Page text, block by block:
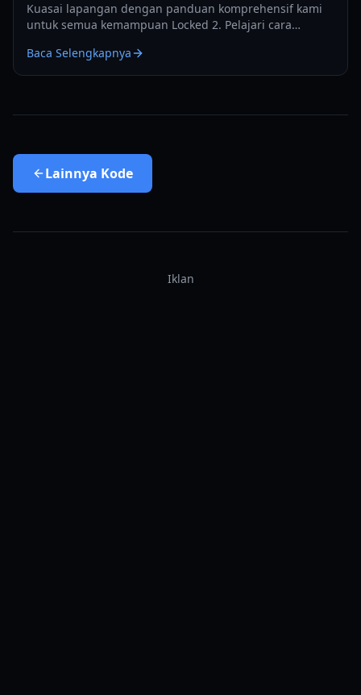
Kuasai lapangan dengan panduan komprehensif kami
untuk semua kemampuan Locked 2. Pelajari cara
untuk mendominasi permainan.
Baca Selengkapnya
Lainnya Kode
Iklan